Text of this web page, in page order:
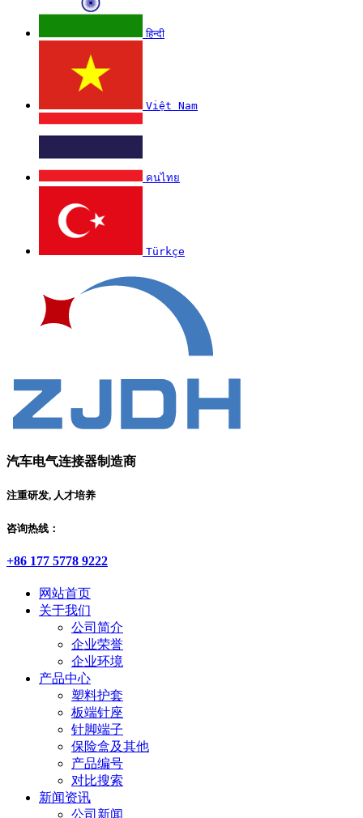
हिन्दी
Việt Nam
คนไทย
Türkçe
汽车电气连接器制造商
注重研发, 人才培养
咨询热线：
+86 177 5778 9222
网站首页
关于我们
公司简介
企业荣誉
企业环境
产品中心
塑料护套
板端针座
针脚端子
保险盒及其他
产品编号
对比搜索
新闻资讯
公司新闻